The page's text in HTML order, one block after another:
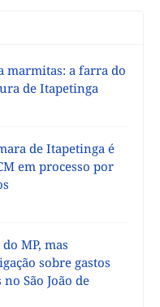
marmitas: a farra do
de Itapetinga
de Itapetinga é
em processo por
MP, mas
sobre gastos
São João de